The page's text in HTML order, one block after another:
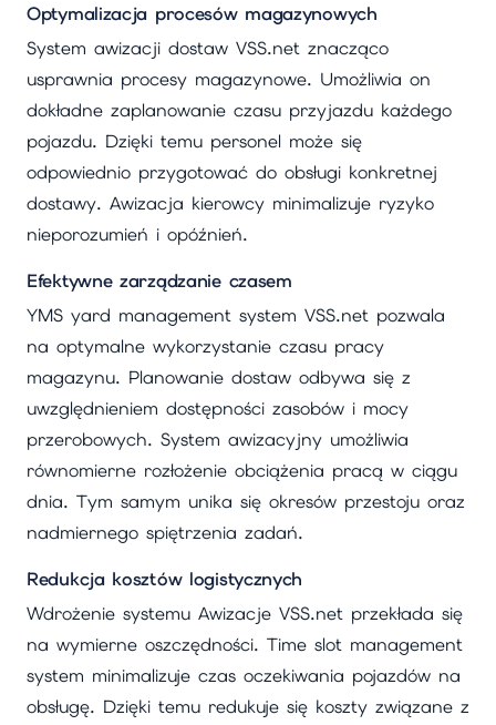
Optymalizacja procesów magazynowych
System awizacji dostaw VSS.net znacząco
usprawnia procesy magazynowe. Umożliwia on
dokładne zaplanowanie czasu przyjazdu każdego
pojazdu. Dzięki temu personel może się
odpowiednio przygotować do obsługi konkretnej
dostawy. Awizacja kierowcy minimalizuje ryzyko
nieporozumień i opóźnień.
Efektywne zarządzanie czasem
YMS yard management system VSS.net pozwala
na optymalne wykorzystanie czasu pracy
magazynu. Planowanie dostaw odbywa się z
uwzględnieniem dostępności zasobów i mocy
przerobowych. System awizacyjny umożliwia
równomierne rozłożenie obciążenia pracą w ciągu
dnia. Tym samym unika się okresów przestoju oraz
nadmiernego spiętrzenia zadań.
Redukcja kosztów logistycznych
Wdrożenie systemu Awizacje VSS.net przekłada się
na wymierne oszczędności. Time slot management
system minimalizuje czas oczekiwania pojazdów na
obsługę. Dzięki temu redukuje się koszty związane z